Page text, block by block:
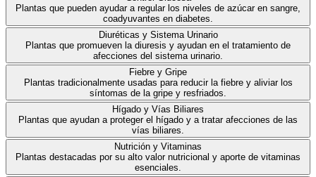
Plantas que pueden ayudar a regular los niveles de azúcar en sangre,
coadyuvantes en diabetes.
Diuréticas y Sistema Urinario
Plantas que promueven la diuresis y ayudan en el tratamiento de
afecciones del sistema urinario.
Fiebre y Gripe
Plantas tradicionalmente usadas para reducir la fiebre y aliviar los
síntomas de la gripe y resfriados.
Hígado y Vías Biliares
Plantas que ayudan a proteger el hígado y a tratar afecciones de las
vías biliares.
Nutrición y Vitaminas
Plantas destacadas por su alto valor nutricional y aporte de vitaminas
esenciales.